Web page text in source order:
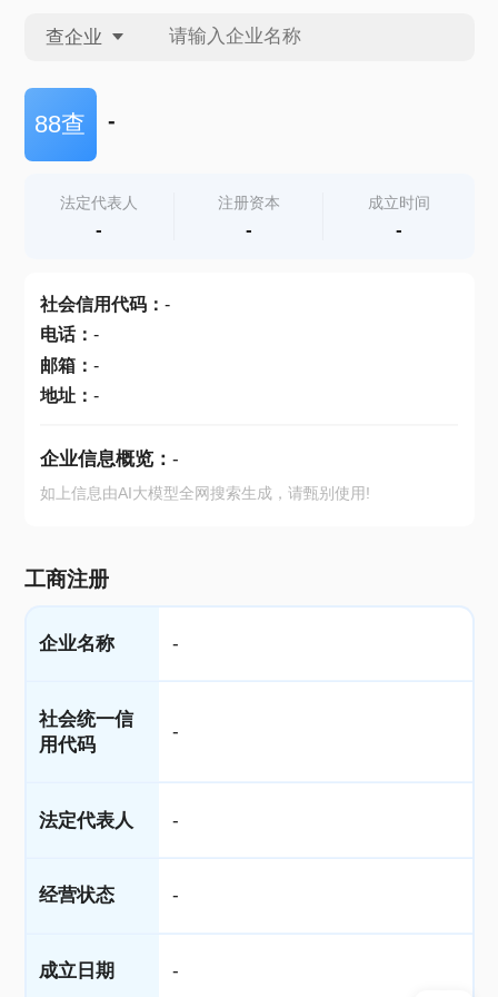
查企业
查企业
查产地
88查 -
法定代表人
-
注册资本
-
成立时间
-
社会信用代码： -
电话： -
邮箱： -
地址： -
企业信息概览： -
如上信息由AI大模型全网搜索生成，请甄别使用!
工商注册
企业名称 -
社会统一信
用代码
-
法定代表人 -
经营状态 -
成立日期 -